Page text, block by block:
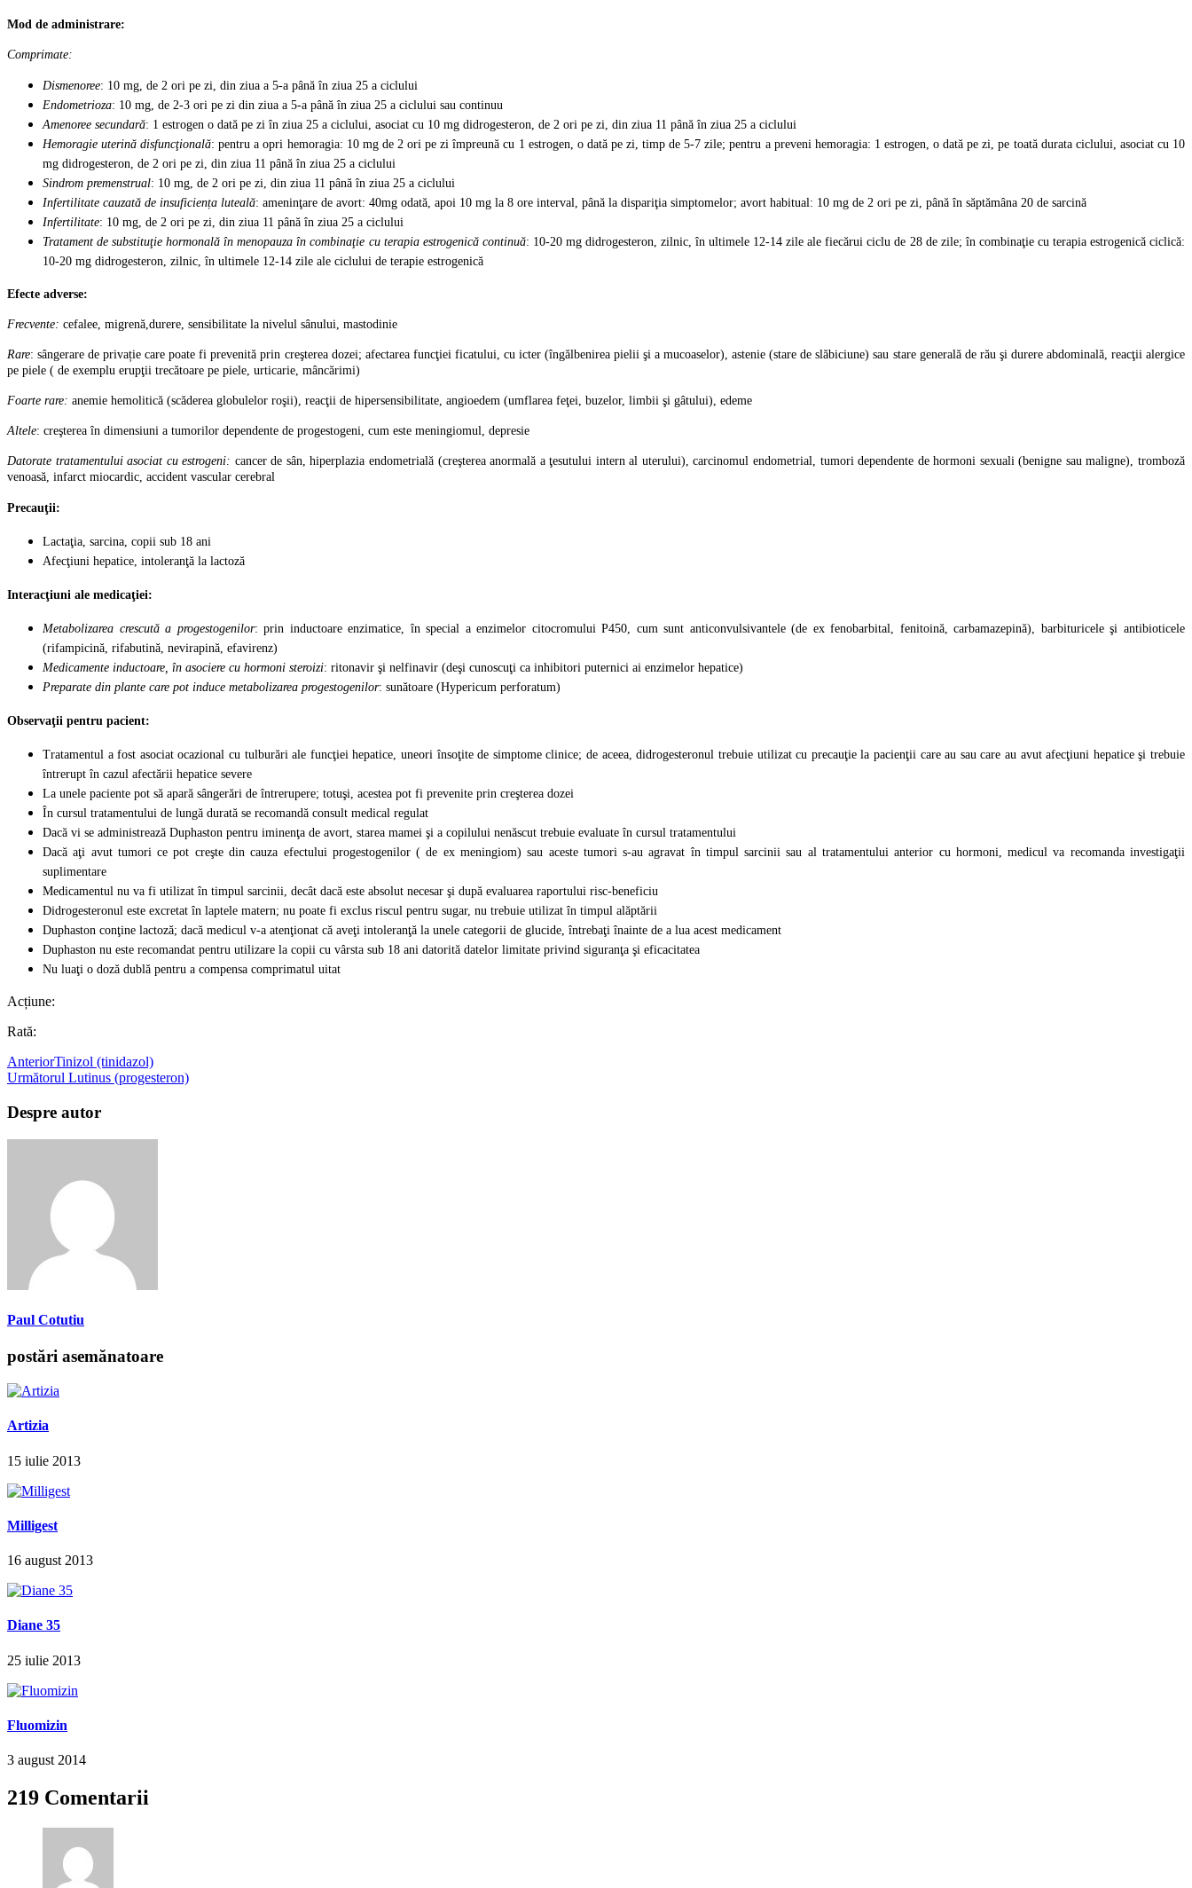
Mod de administrare:
Comprimate:
Dismenoree: 10 mg, de 2 ori pe zi, din ziua a 5-a până în ziua 25 a ciclului
Endometrioza: 10 mg, de 2-3 ori pe zi din ziua a 5-a până în ziua 25 a ciclului sau continuu
Amenoree secundară: 1 estrogen o dată pe zi în ziua 25 a ciclului, asociat cu 10 mg didrogesteron, de 2 ori pe zi, din ziua 11 până în ziua 25 a ciclului
Hemoragie uterină disfuncţională: pentru a opri hemoragia: 10 mg de 2 ori pe zi împreună cu 1 estrogen, o dată pe zi, timp de 5-7 zile; pentru a preveni hemoragia: 1 estrogen, o dată pe zi, pe toată durata ciclului, asociat cu 10
mg didrogesteron, de 2 ori pe zi, din ziua 11 până în ziua 25 a ciclului
Sindrom premenstrual: 10 mg, de 2 ori pe zi, din ziua 11 până în ziua 25 a ciclului
Infertilitate cauzată de insuficiența luteală: ameninţare de avort: 40mg odată, apoi 10 mg la 8 ore interval, până la dispariţia simptomelor; avort habitual: 10 mg de 2 ori pe zi, până în săptămâna 20 de sarcină
Infertilitate: 10 mg, de 2 ori pe zi, din ziua 11 până în ziua 25 a ciclului
Tratament de substituţie hormonală în menopauza în combinaţie cu terapia estrogenică continuă: 10-20 mg didrogesteron, zilnic, în ultimele 12-14 zile ale fiecărui ciclu de 28 de zile; în combinaţie cu terapia estrogenică ciclică:
10-20 mg didrogesteron, zilnic, în ultimele 12-14 zile ale ciclului de terapie estrogenică
Efecte adverse:
Frecvente: cefalee, migrenă,durere, sensibilitate la nivelul sânului, mastodinie
Rare: sângerare de privație care poate fi prevenită prin creşterea dozei; afectarea funcţiei ficatului, cu icter (îngălbenirea pielii şi a mucoaselor), astenie (stare de slăbiciune) sau stare generală de rău şi durere abdominală, reacţii alergice
pe piele ( de exemplu erupţii trecătoare pe piele, urticarie, mâncărimi)
Foarte rare: anemie hemolitică (scăderea globulelor roşii), reacţii de hipersensibilitate, angioedem (umflarea feţei, buzelor, limbii şi gâtului), edeme
Altele: creşterea în dimensiuni a tumorilor dependente de progestogeni, cum este meningiomul, depresie
Datorate tratamentului asociat cu estrogeni: cancer de sân, hiperplazia endometrială (creşterea anormală a ţesutului intern al uterului), carcinomul endometrial, tumori dependente de hormoni sexuali (benigne sau maligne), tromboză
venoasă, infarct miocardic, accident vascular cerebral
Precauţii:
Lactaţia, sarcina, copii sub 18 ani
Afecţiuni hepatice, intoleranţă la lactoză
Interacţiuni ale medicaţiei:
Metabolizarea crescută a progestogenilor: prin inductoare enzimatice, în special a enzimelor citocromului P450, cum sunt anticonvulsivantele (de ex fenobarbital, fenitoină, carbamazepină), barbituricele şi antibioticele
(rifampicină, rifabutină, nevirapină, efavirenz)
Medicamente inductoare, în asociere cu hormoni steroizi: ritonavir şi nelfinavir (deşi cunoscuţi ca inhibitori puternici ai enzimelor hepatice)
Preparate din plante care pot induce metabolizarea progestogenilor: sunătoare (Hypericum perforatum)
Observaţii pentru pacient:
Tratamentul a fost asociat ocazional cu tulburări ale funcţiei hepatice, uneori însoţite de simptome clinice; de aceea, didrogesteronul trebuie utilizat cu precauţie la pacienţii care au sau care au avut afecţiuni hepatice şi trebuie
întrerupt în cazul afectării hepatice severe
La unele paciente pot să apară sângerări de întrerupere; totuşi, acestea pot fi prevenite prin creşterea dozei
În cursul tratamentului de lungă durată se recomandă consult medical regulat
Dacă vi se administrează Duphaston pentru iminenţa de avort, starea mamei şi a copilului nenăscut trebuie evaluate în cursul tratamentului
Dacă aţi avut tumori ce pot creşte din cauza efectului progestogenilor ( de ex meningiom) sau aceste tumori s-au agravat în timpul sarcinii sau al tratamentului anterior cu hormoni, medicul va recomanda investigaţii
suplimentare
Medicamentul nu va fi utilizat în timpul sarcinii, decât dacă este absolut necesar şi după evaluarea raportului risc-beneficiu
Didrogesteronul este excretat în laptele matern; nu poate fi exclus riscul pentru sugar, nu trebuie utilizat în timpul alăptării
Duphaston conţine lactoză; dacă medicul v-a atenţionat că aveţi intoleranţă la unele categorii de glucide, întrebaţi înainte de a lua acest medicament
Duphaston nu este recomandat pentru utilizare la copii cu vârsta sub 18 ani datorită datelor limitate privind siguranţa şi eficacitatea
Nu luaţi o doză dublă pentru a compensa comprimatul uitat
Acțiune:
Rată:
AnteriorTinizol (tinidazol)
Următorul Lutinus (progesteron)
Despre autor
Paul Cotutiu
postări asemănatoare
Artizia
15 iulie 2013
Milligest
16 august 2013
Diane 35
25 iulie 2013
Fluomizin
3 august 2014
219 Comentarii